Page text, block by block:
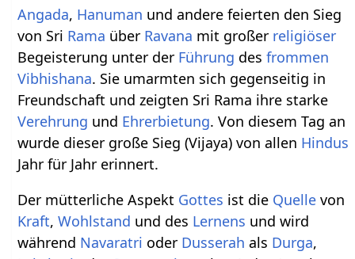
Angada, Hanuman und andere feierten den Sieg
von Sri Rama über Ravana mit großer religiöser
Begeisterung unter der Führung desfrommen
Vibhishana. Sie umarmten sich gegenseitig in
Freundschaft und zeigten Sri Rama ihre starke
Verehrung und Ehrerbietung. Von diesem Tag an
wurde dieser große Sieg (Vijaya) von allen Hindus
Jahr für Jahr erinnert.
Der mütterliche Aspekt Gottes ist die Quelle von
Kraft,Wohlstand und des Lernens und wird
während Navaratri oder Dusserah als Durga,